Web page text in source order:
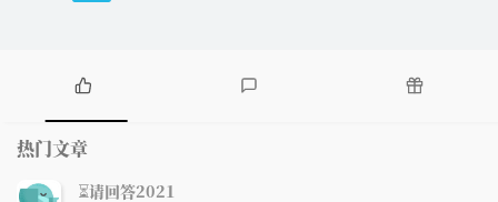
热
门
文
章
热门文章
⏳请回答2021